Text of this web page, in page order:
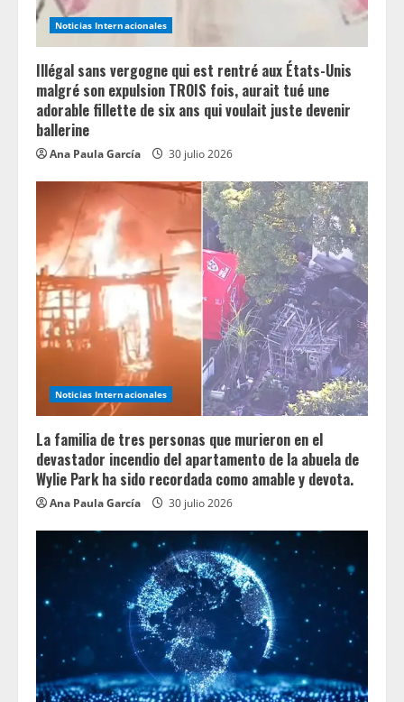
Noticias Internacionales
Illégal sans vergogne qui est rentré aux États-Unis
malgré son expulsion TROIS fois, aurait tué une
adorable fillette de six ans qui voulait juste devenir
ballerine
Ana Paula García 30 julio 2026
Noticias Internacionales
La familia de tres personas que murieron en el
devastador incendio del apartamento de la abuela de
Wylie Park ha sido recordada como amable y devota.
Ana Paula García 30 julio 2026